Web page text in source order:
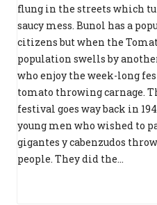
flung in the streets which
saucy mess. Bunol has a
citizens but when the
population swells by
who enjoy the week-long
tomato throwing carnage.
festival goes way back in
young men who wished to
gigantes y cabenzudos
people. They did the...